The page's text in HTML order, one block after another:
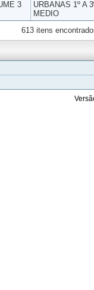
3
URBANAS 1º A
MEDIO
613 itens